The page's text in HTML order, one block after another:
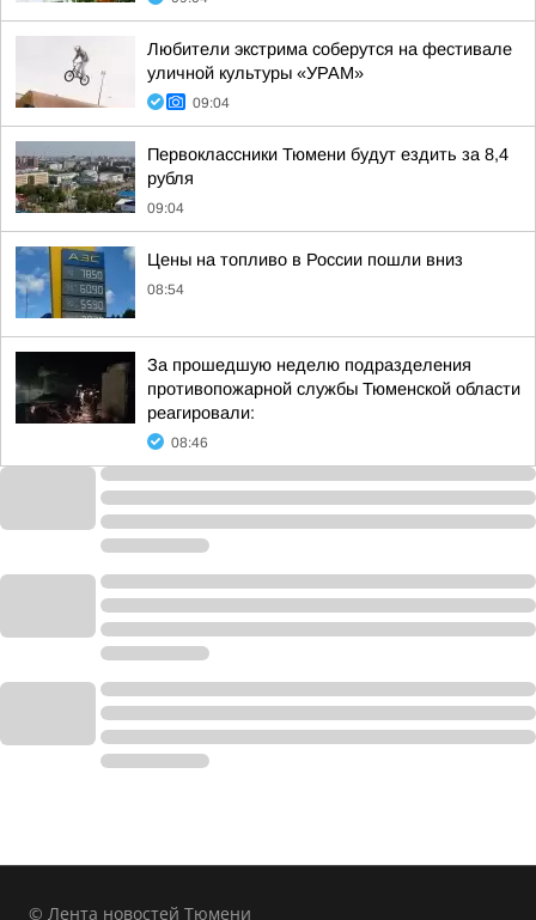
Любители экстрима соберутся на фестивале
уличной культуры «УРАМ»
09:04
Первоклассники Тюмени будут ездить за 8,4
рубля
09:04
Цены на топливо в России пошли вниз
08:54
За прошедшую неделю подразделения
противопожарной службы Тюменской области
реагировали:
08:46
© Лента новостей Тюмени